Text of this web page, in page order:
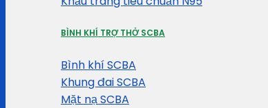
BÌNH KHÍ TRỢ THỞ SCBA
Bình khí SCBA
Khung đai SCBA
Mặt nạ SCBA